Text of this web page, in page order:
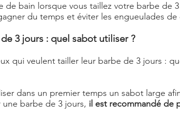
bain lorsque vous taillez votre barbe de
du temps et éviter les engueulades de
3 jours : quel sabot utiliser ?
qui veulent tailler leur barbe de 3 jours :
dans un premier temps un sabot large
barbe de 3 jours, il est recommandé de